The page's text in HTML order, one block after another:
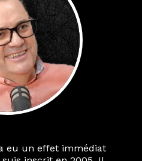
eu un effet immédiat